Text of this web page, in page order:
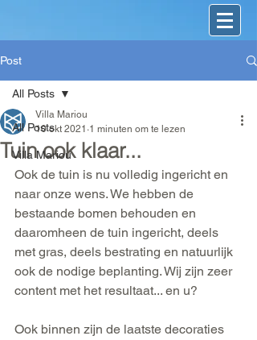
Post
All Posts
Villa Mariou
All Posts
Tuin ook klaar...
Villa Mariou
10 okt 2021 1 minuten om te lezen
Ook de tuin is nu volledig ingericht en
naar onze wens. We hebben de
bestaande bomen behouden en
daaromheen de tuin ingericht, deels
met gras, deels bestrating en natuurlijk
ook de nodige beplanting. Wij zijn zeer
content met het resultaat... en u?
Ook binnen zijn de laatste decoraties